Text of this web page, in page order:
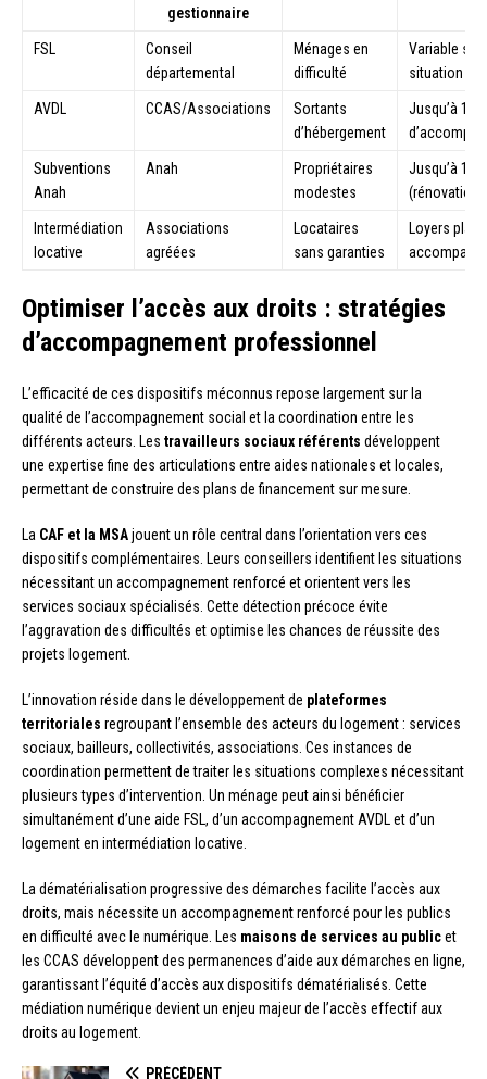
gestionnaire
FSL
Conseil
départemental
Ménages en
difficulté
Variable
situation
AVDL CCAS/Associations
Sortants
d’hébergement
Jusqu’à 18
Subventions
Anah
Anah
Propriétaires
modestes
Jusqu’à 15
(rénovation)
Intermédiation
locative
Associations
agréées
Locataires
sans garanties
Loyers
Optimiser l’accès aux droits : stratégies
d’accompagnement professionnel
L’efficacité de ces dispositifs méconnus repose largement sur la
qualité de l’accompagnement social et la coordination entre les
différents acteurs. Les travailleurs sociaux référents développent
une expertise fine des articulations entre aides nationales et locales,
permettant de construire des plans de financement sur mesure.
La CAF et la MSAjouent un rôle central dans l’orientation vers ces
dispositifs complémentaires. Leurs conseillers identifient les situations
nécessitant un accompagnement renforcé et orientent vers les
services sociaux spécialisés. Cette détection précoce évite
l’aggravation des difficultés et optimise les chances de réussite des
projets logement.
L’innovation réside dans le développement de plateformes
territoriales regroupant l’ensemble des acteurs du logement : services
sociaux, bailleurs, collectivités, associations. Ces instances de
coordination permettent de traiter les situations complexes nécessitant
plusieurs types d’intervention. Un ménage peut ainsi bénéficier
simultanément d’une aide FSL, d’un accompagnement AVDL et d’un
logement en intermédiation locative.
La dématérialisation progressive des démarches facilite l’accès aux
droits, mais nécessite un accompagnement renforcé pour les publics
en difficulté avec le numérique. Les maisons de services au publicet
les CCAS développent des permanences d’aide aux démarches en ligne,
garantissant l’équité d’accès aux dispositifs dématérialisés. Cette
médiation numérique devient un enjeu majeur de l’accès effectif aux
droits au logement.
PRÉCÉDENT